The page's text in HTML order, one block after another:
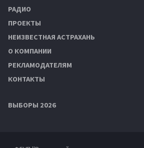
РАДИО
ПРОЕКТЫ
НЕИЗВЕСТНАЯ АСТРАХАНЬ
О КОМПАНИИ
РЕКЛАМОДАТЕЛЯМ
КОНТАКТЫ
ВЫБОРЫ 2026